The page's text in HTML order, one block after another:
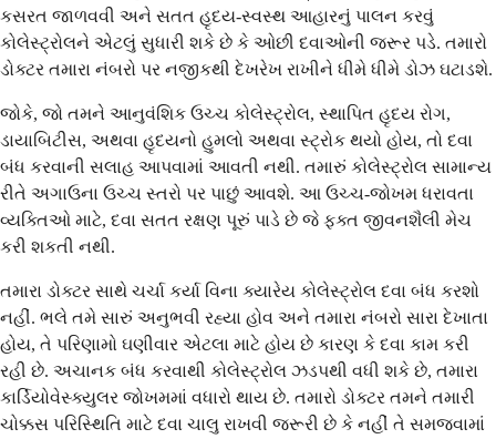
કસરત જાળવવી અને સતત હૃદય-સ્વસ્થ આહારનું પાલન કરવું
કોલેસ્ટ્રોલને એટલું સુધારી શકે છે કે ઓછી દવાઓની જરૂર પડે. તમારો
ડોક્ટર તમારા નંબરો પર નજીકથી દેખરેખ રાખીને ધીમે ધીમે ડોઝ ઘટાડશે.
જોકે, જો તમને આનુવંશિક ઉચ્ચ કોલેસ્ટ્રોલ, સ્થાપિત હૃદય રોગ,
ડાયાબિટીસ, અથવા હૃદયનો હુમલો અથવા સ્ટ્રોક થયો હોય, તો દવા
બંધ કરવાની સલાહ આપવામાં આવતી નથી. તમારું કોલેસ્ટ્રોલ સામાન્ય
રીતે અગાઉના ઉચ્ચ સ્તરો પર પાછું આવશે. આ ઉચ્ચ-જોખમ ધરાવતા
વ્યક્તિઓ માટે, દવા સતત રક્ષણ પૂરું પાડે છે જે ફક્ત જીવનશૈલી મેચ
કરી શકતી નથી.
તમારા ડોક્ટર સાથે ચર્ચા કર્યા વિના ક્યારેય કોલેસ્ટ્રોલ દવા બંધ કરશો
નહીં. ભલે તમે સારું અનુભવી રહ્યા હોવ અને તમારા નંબરો સારા દેખાતા
હોય, તે પરિણામો ઘણીવાર એટલા માટે હોય છે કારણ કે દવા કામ કરી
રહી છે. અચાનક બંધ કરવાથી કોલેસ્ટ્રોલ ઝડપથી વધી શકે છે, તમારા
કાર્ડિયોવેસ્ક્યુલર જોખમમાં વધારો થાય છે. તમારો ડોક્ટર તમને તમારી
ચોક્કસ પરિસ્થિતિ માટે દવા ચાલુ રાખવી જરૂરી છે કે નહીં તે સમજવામાં